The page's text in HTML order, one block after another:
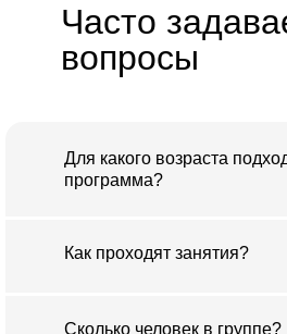
Часто
вопросы
Для какого возраста
программа?
Как проходят занятия?
Сколько человек в группе?